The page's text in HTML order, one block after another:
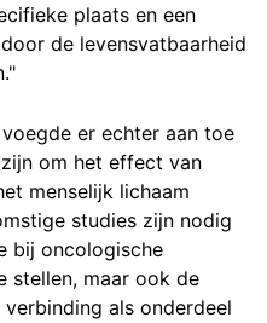
plaats en een
de levensvatbaarheid
voegde er echter aan toe
om het effect van
menselijk lichaam
studies zijn nodig
bij oncologische
stellen, maar ook de
als onderdeel